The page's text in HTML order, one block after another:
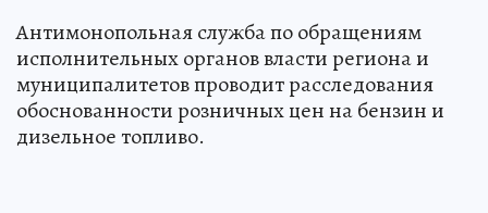
Антимонопольная служба по обращениям
исполнительных органов власти региона и
муниципалитетов проводит расследования
обоснованности розничных цен на бензин и
дизельное топливо.